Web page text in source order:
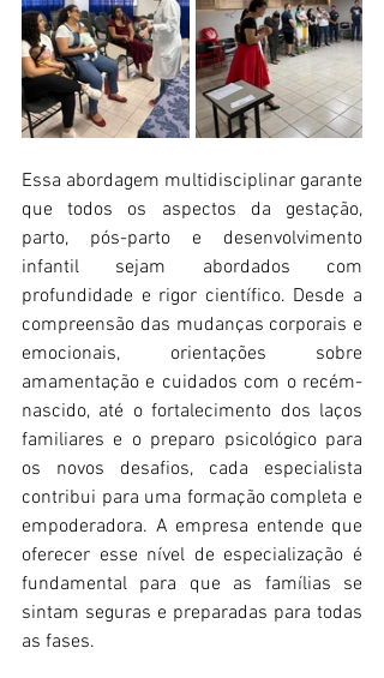
Essa abordagem multidisciplinar garante
que todos os aspectos da gestação,
parto, pós-parto e desenvolvimento
infantil sejam abordados com
profundidade e rigor científico. Desde a
compreensão das mudanças corporais e
emocionais, orientações sobre
amamentação e cuidados com o recém-
nascido, até o fortalecimento dos laços
familiares e o preparo psicológico para
os novos desafios, cada especialista
contribui para uma formação completa e
empoderadora. A empresa entende que
oferecer esse nível de especialização é
fundamental para que as famílias se
sintam seguras e preparadas para todas
as fases.